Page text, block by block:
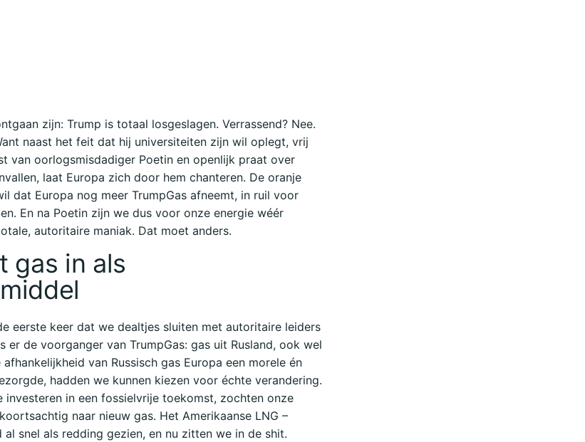
zijn: Trump is totaal losgeslagen. Verrassend? Nee.
naast het feit dat hij universiteiten zijn wil oplegt, vrij
van oorlogsmisdadiger Poetin en openlijk praat over
laat Europa zich door hem chanteren. De oranje
dat Europa nog meer TrumpGas afneemt, in ruil voor
En na Poetin zijn we dus voor onze energie wéér
autoritaire maniak. Dat moet anders.
gas in als
eerste keer dat we dealtjes sluiten met autoritaire leiders
er de voorganger van TrumpGas: gas uit Rusland, ook wel
van Russisch gas Europa een morele én
hadden we kunnen kiezen voor échte verandering.
investeren in een fossielvrije toekomst, zochten onze
naar nieuw gas. Het Amerikaanse LNG –
al snel als redding gezien, en nu zitten we in de shit.